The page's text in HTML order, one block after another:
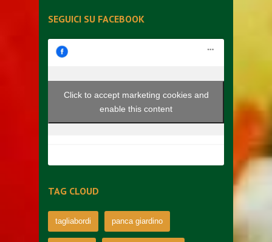
SEGUICI SU FACEBOOK
Click to accept marketing cookies and
enable this content
TAG CLOUD
tagliabordi panca giardino